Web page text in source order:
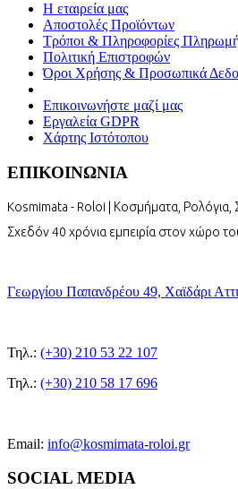
Η εταιρεία μας
Αποστολές Προϊόντων
Τρόποι & Πληροφορίες
Πολιτική Επιστροφών
Όροι Χρήσης & Προσωπικά
Επικοινωνήστε μαζί μας
Εργαλεία GDPR
Χάρτης Ιστότοπου
ΕΠΙΚΟΙΝΩΝΙΑ
Kosmimata - Roloi | Κοσμήματα,
Σχεδόν 40 χρόνια εμπειρία στον χώρο
Γεωργίου Παπανδρέου 49, Χαϊδάρι
Τηλ.: (+30) 210 53 22 107
Τηλ.: (+30) 210 58 17 696
Email: info@kosmimata-roloi.gr
SOCIAL MEDIA